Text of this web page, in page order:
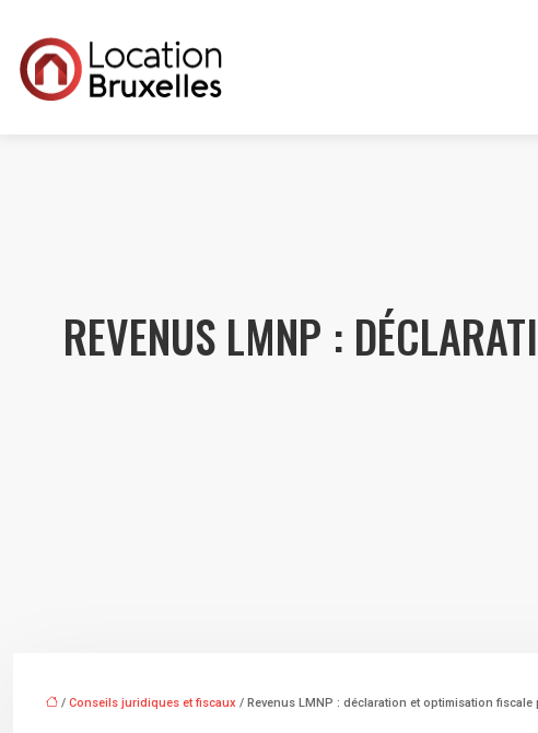
REVENUS LMNP :
/ Conseils juridiques et fiscaux / Revenus LMNP : déclaration et optimisation